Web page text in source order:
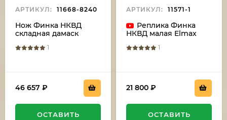
АРТИКУЛ: 11668-8240
Нож Финка НКВД
складная дамаск
штифтом акрил
1
46 657 ₽
ОСТАВИТЬ
АРТИКУЛ: 11571-1
Реплика Финка
НКВД малая Elmax
белый+черный с
1
21 800 ₽
ОСТАВИТЬ